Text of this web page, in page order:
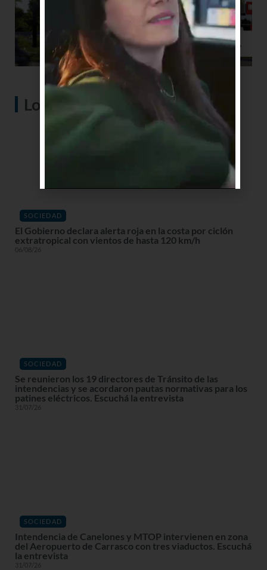
Lo más visto
SOCIEDAD
El Gobierno declara alerta roja en la costa por ciclón
extratropical con vientos de hasta 120 km/h
06/08/26
SOCIEDAD
Se reunieron los 19 directores de Tránsito de las
intendencias y se acordaron pautas normativas para los
patines eléctricos. Escuchá la entrevista
31/07/26
SOCIEDAD
Intendencia de Canelones y MTOP intervienen en zona
del Aeropuerto de Carrasco con tres viaductos. Escuchá
la entrevista
31/07/26